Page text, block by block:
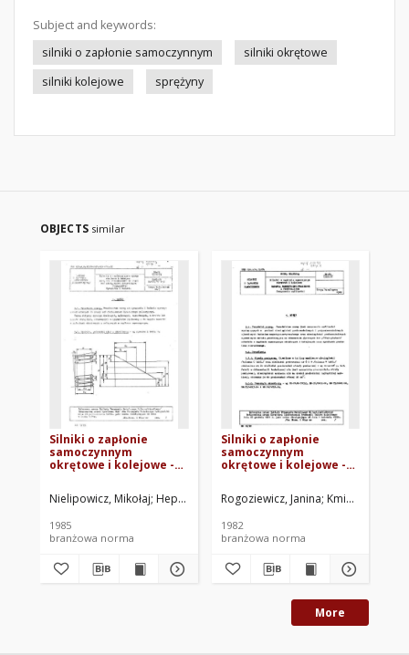
Subject and keywords:
silniki o zapłonie samoczynnym
silniki okrętowe
silniki kolejowe
sprężyny
OBJECTS similar
Silniki o zapłonie
samoczynnym
okrętowe i kolejowe -
do pracy pod
obciążeniem
pulsacyjnym -
Wymagania i badania
Nielipowicz, Mikołaj Heppel, Konrad Zakłady Przemysłu
1985
branżowa norma
Silniki o zapłonie
samoczynnym
okrętowe i kolejowe -
penetracyjne -
BN-81/1340-16
Rogoziewicz, Janina Kmiecik, Alojzy
1982
branżowa norma
More